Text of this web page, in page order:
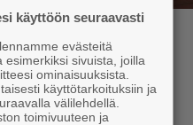
ainakin nämä
sisään.
käyttöön seuraavasti
evästeitä
esimerkiksi sivuista, joilla
ominaisuuksista.
käyttötarkoituksiin ja
välilehdellä.
toimivuuteen ja